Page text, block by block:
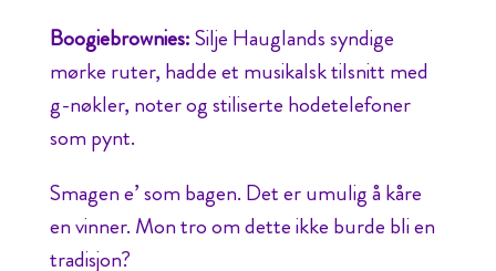
Boogiebrownies:Silje Hauglands syndige
mørke ruter, hadde et musikalsk tilsnitt med
g-nøkler, noter og stiliserte hodetelefoner
som pynt.
Smagen e’ som bagen. Det er umulig å kåre
en vinner. Mon tro om dette ikke burde bli en
tradisjon?